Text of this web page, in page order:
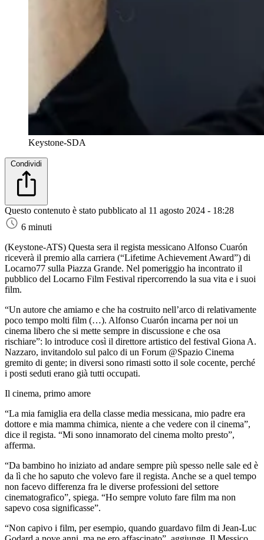
Keystone-SDA
Condividi
Questo contenuto è stato pubblicato al 11 agosto 2024 - 18:28
6 minuti
(Keystone-ATS) Questa sera il regista messicano Alfonso Cuarón
riceverà il premio alla carriera (“Lifetime Achievement Award”) di
Locarno77 sulla Piazza Grande. Nel pomeriggio ha incontrato il
pubblico del Locarno Film Festival ripercorrendo la sua vita e i suoi
film.
“Un autore che amiamo e che ha costruito nell’arco di relativamente
poco tempo molti film (…). Alfonso Cuarón incarna per noi un
cinema libero che si mette sempre in discussione e che osa
rischiare”: lo introduce così il direttore artistico del festival Giona A.
Nazzaro, invitandolo sul palco di un Forum @Spazio Cinema
gremito di gente; in diversi sono rimasti sotto il sole cocente, perché
i posti seduti erano già tutti occupati.
Il cinema, primo amore
“La mia famiglia era della classe media messicana, mio padre era
dottore e mia mamma chimica, niente a che vedere con il cinema”,
dice il regista. “Mi sono innamorato del cinema molto presto”,
afferma.
“Da bambino ho iniziato ad andare sempre più spesso nelle sale ed è
da lì che ho saputo che volevo fare il regista. Anche se a quel tempo
non facevo differenza fra le diverse professioni del settore
cinematografico”, spiega. “Ho sempre voluto fare film ma non
sapevo cosa significasse”.
“Non capivo i film, per esempio, quando guardavo film di Jean-Luc